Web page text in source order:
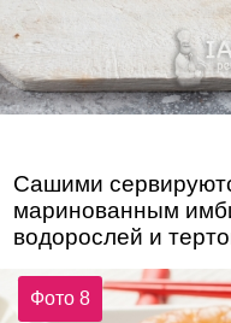
Сашими
маринованным
водорослей и
Фото 8